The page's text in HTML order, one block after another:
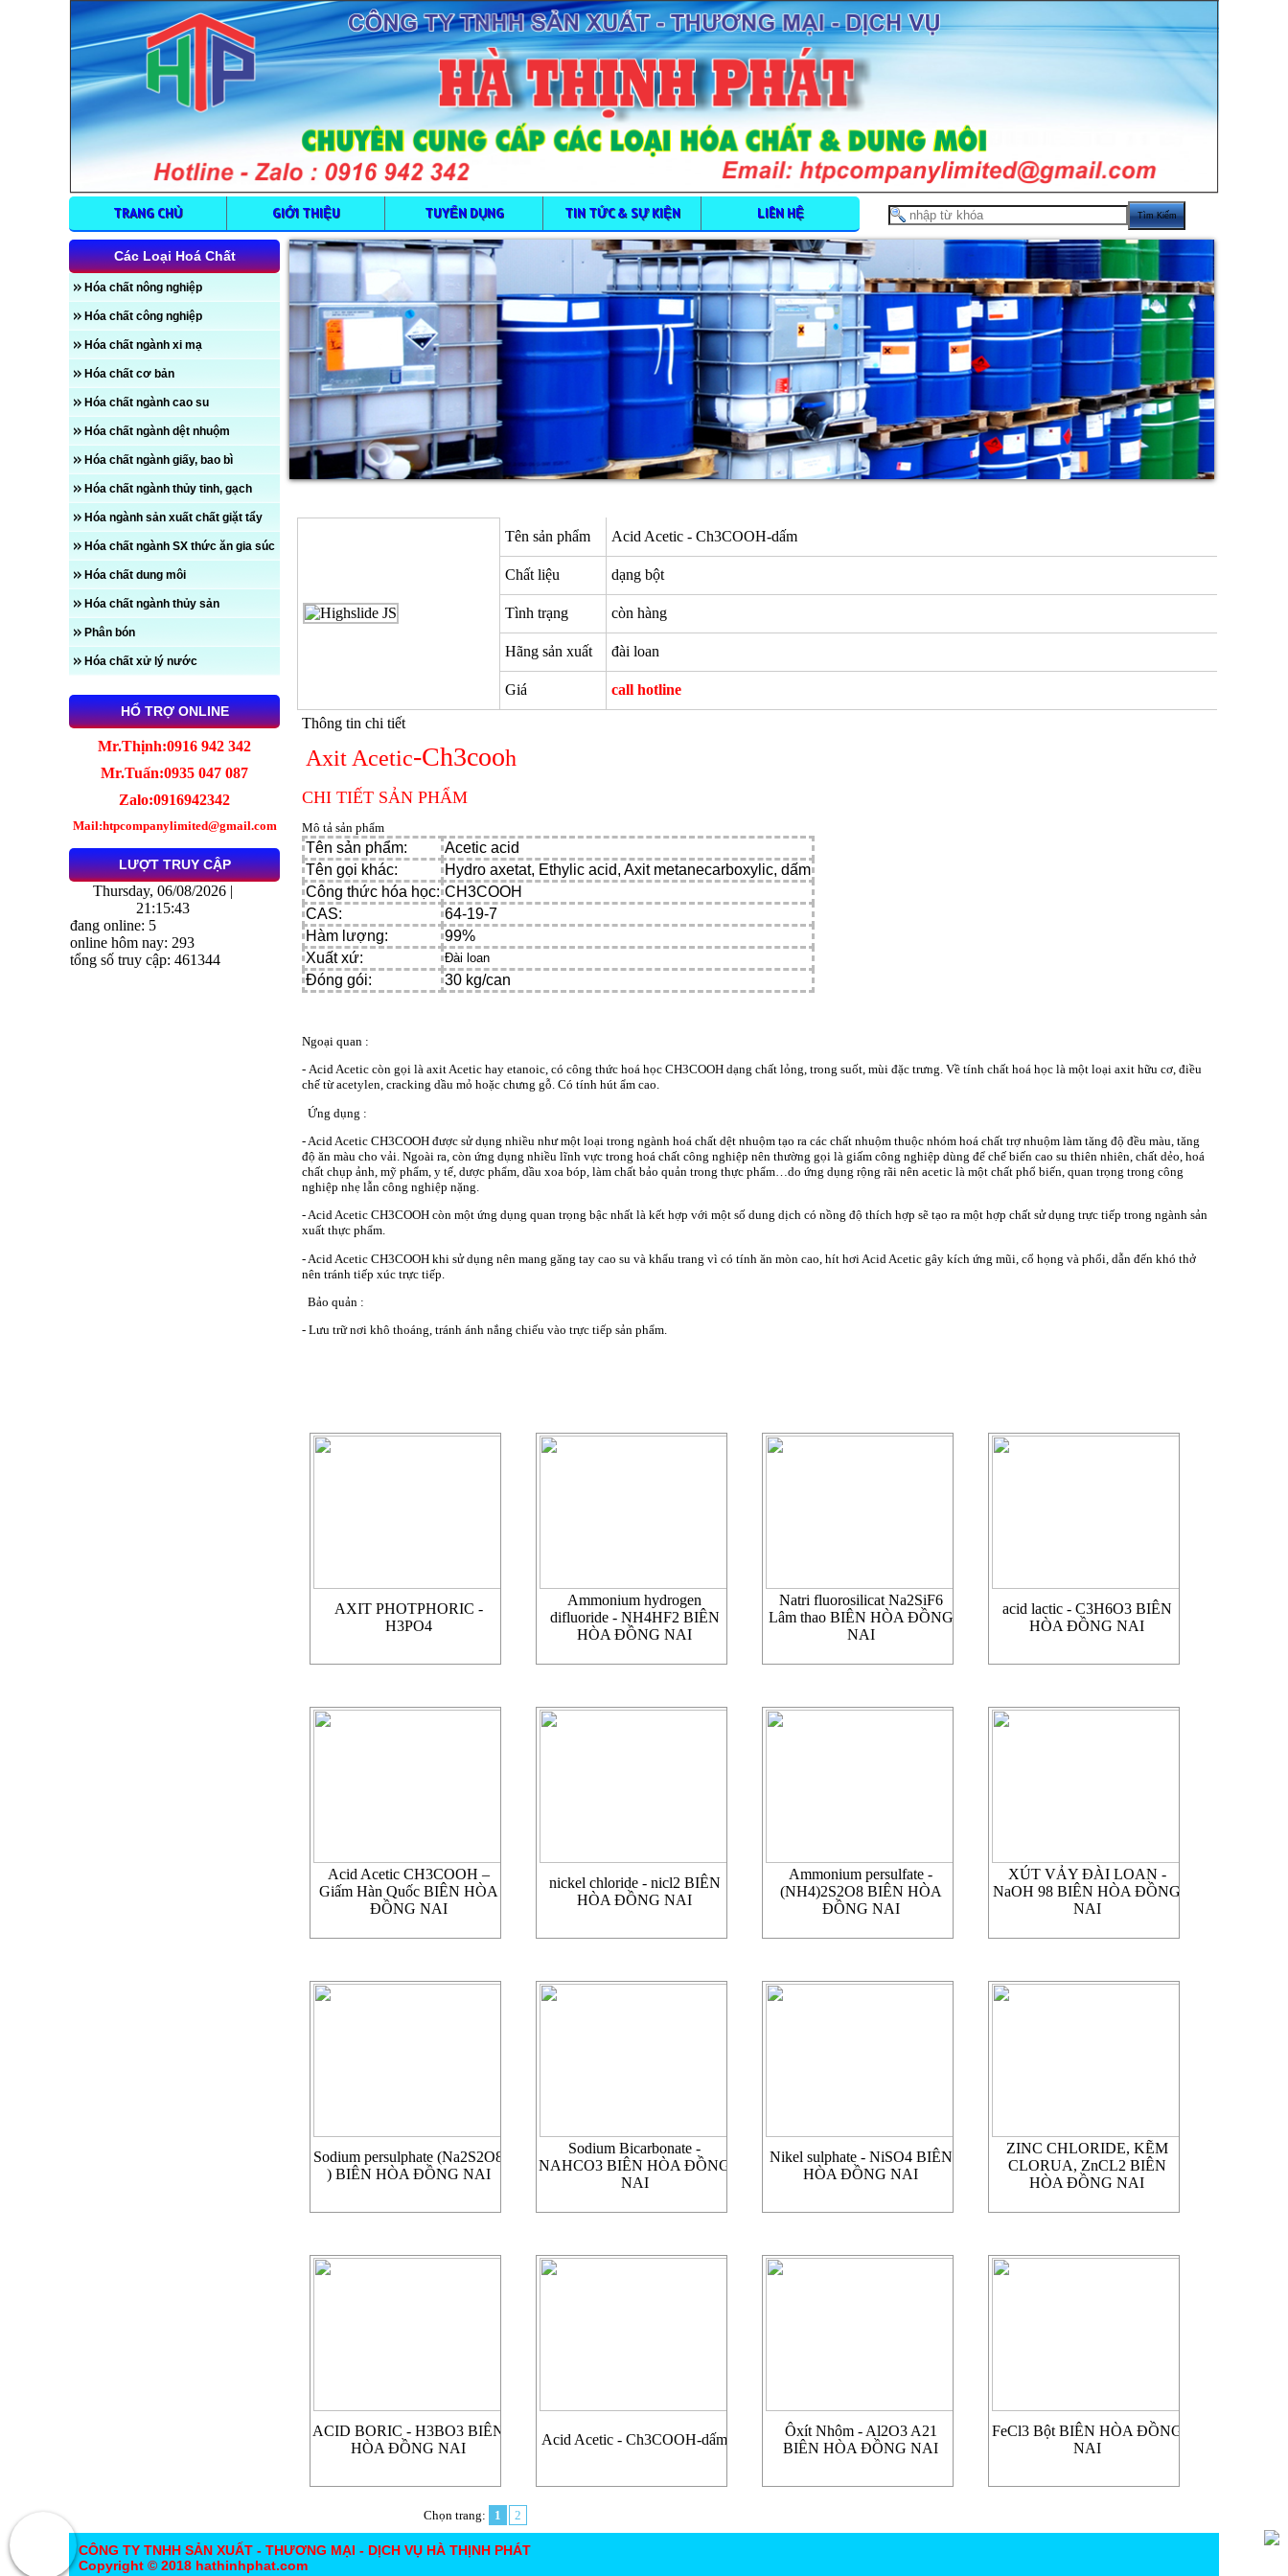
TRANG CHỦ GIỚI THIỆU TUYỂN DỤNG TIN TỨC & SỰ KIỆN LIÊN HỆ
Các Loại Hoá Chất
Hóa chất nông nghiệp
Hóa chất công nghiệp
Hóa chất ngành xi mạ
Hóa chất cơ bản
Hóa chất ngành cao su
Hóa chất ngành dệt nhuộm
Hóa chất ngành giấy, bao bì
Hóa chất ngành thủy tinh, gạch
Hóa ngành sản xuất chất giặt tẩy
Hóa chất ngành SX thức ăn gia súc
Hóa chất dung môi
Hóa chất ngành thủy sản
Phân bón
Hóa chất xử lý nước
HỔ TRỢ ONLINE
Mr.Thịnh:0916 942 342
Mr.Tuấn:0935 047 087
Zalo:0916942342
Mail:htpcompanylimited@gmail.com
LƯỢT TRUY CẬP
Thursday, 06/08/2026 |
21:15:44
đang online: 5
online hôm nay: 293
tổng số truy cập: 461344
Tên sản phẩm Acid Acetic - Ch3COOH-dấm
Chất liệu dạng bột
Tình trạng còn hàng
Hãng sản xuất đài loan
Giá call hotline
Thông tin chi tiết
Axit Acetic-Ch3cooh
CHI TIẾT SẢN PHẨM
Mô tả sản phẩm
Tên sản phẩm:
Acetic acid
Tên gọi khác:
Hydro axetat, Ethylic acid, Axit metanecarboxylic, dấm
Công thức hóa học: CH3COOH
CAS:
64-19-7
Hàm lượng:
99%
Xuất xứ:
Đài loan
Đóng gói: 30 kg/can
Ngoại quan :
- Acid Acetic còn gọi là axit Acetic hay etanoic, có công thức hoá học CH3COOH dạng chất lỏng, trong suốt, mùi đặc trưng. Về tính chất hoá học là một loại axit hữu cơ, điều
chế từ acetylen, cracking dầu mỏ hoặc chưng gỗ. Có tính hút ẩm cao.
Ứng dụng :
- Acid Acetic CH3COOH được sử dụng nhiều như một loại trong ngành hoá chất dệt nhuộm tạo ra các chất nhuộm thuộc nhóm hoá chất trợ nhuộm làm tăng độ đều màu, tăng
độ ăn màu cho vải. Ngoài ra, còn ứng dụng nhiều lĩnh vực trong hoá chất công nghiệp nên thường gọi là giấm công nghiệp dùng để chế biến cao su thiên nhiên, chất dẻo, hoá
chất chụp ảnh, mỹ phẩm, y tế, dược phẩm, dầu xoa bóp, làm chất bảo quản trong thực phẩm…do ứng dụng rộng rãi nên acetic là một chất phổ biến, quan trọng trong công
nghiệp nhẹ lẫn công nghiệp nặng.
- Acid Acetic CH3COOH còn một ứng dụng quan trọng bậc nhất là kết hợp với một số dung dịch có nồng độ thích hợp sẽ tạo ra một hợp chất sử dụng trực tiếp trong ngành sản
xuất thực phẩm.
- Acid Acetic CH3COOH khi sử dụng nên mang găng tay cao su và khẩu trang vì có tính ăn mòn cao, hít hơi Acid Acetic gây kích ứng mũi, cổ họng và phổi, dẫn đến khó thở
nên tránh tiếp xúc trực tiếp.
Bảo quản :
- Lưu trữ nơi khô thoáng, tránh ánh nắng chiếu vào trực tiếp sản phẩm.
AXIT PHOTPHORIC -
H3PO4
Ammonium hydrogen
difluoride - NH4HF2 BIÊN
HÒA ĐỒNG NAI
Natri fluorosilicat Na2SiF6
Lâm thao BIÊN HÒA ĐỒNG
NAI
acid lactic - C3H6O3 BIÊN
HÒA ĐỒNG NAI
Acid Acetic CH3COOH –
Giấm Hàn Quốc BIÊN HÒA
ĐỒNG NAI
nickel chloride - nicl2 BIÊN
HÒA ĐỒNG NAI
Ammonium persulfate -
(NH4)2S2O8 BIÊN HÒA
ĐỒNG NAI
XÚT VẢY ĐÀI LOAN -
NaOH 98 BIÊN HÒA ĐỒNG
NAI
Sodium persulphate (Na2S2O8
) BIÊN HÒA ĐỒNG NAI
Sodium Bicarbonate -
NAHCO3 BIÊN HÒA ĐỒNG
NAI
Nikel sulphate - NiSO4 BIÊN
HÒA ĐỒNG NAI
ZINC CHLORIDE, KẼM
CLORUA, ZnCL2 BIÊN
HÒA ĐỒNG NAI
ACID BORIC - H3BO3 BIÊN
HÒA ĐỒNG NAI
Acid Acetic - Ch3COOH-dấm
Ôxít Nhôm - Al2O3 A21
BIÊN HÒA ĐỒNG NAI
FeCl3 Bột BIÊN HÒA ĐỒNG
NAI
Chọn trang: 1 2
CÔNG TY TNHH SẢN XUẤT - THƯƠNG MẠI - DỊCH VỤ HÀ THỊNH PHÁT
Copyright © 2018 hathinhphat.com